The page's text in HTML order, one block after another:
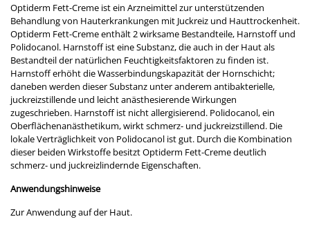
Optiderm Fett-Creme ist ein Arzneimittel zur unterstützenden
Behandlung von Hauterkrankungen mit Juckreiz und Hauttrockenheit.
Optiderm Fett-Creme enthält 2 wirksame Bestandteile, Harnstoff und
Polidocanol. Harnstoff ist eine Substanz, die auch in der Haut als
Bestandteil der natürlichen Feuchtigkeitsfaktoren zu finden ist.
Harnstoff erhöht die Wasserbindungskapazität der Hornschicht;
daneben werden dieser Substanz unter anderem antibakterielle,
juckreizstillende und leicht anästhesierende Wirkungen
zugeschrieben. Harnstoff ist nicht allergisierend. Polidocanol, ein
Oberflächenanästhetikum, wirkt schmerz- und juckreizstillend. Die
lokale Verträglichkeit von Polidocanol ist gut. Durch die Kombination
dieser beiden Wirkstoffe besitzt Optiderm Fett-Creme deutlich
schmerz- und juckreizlindernde Eigenschaften.
Anwendungshinweise
Zur Anwendung auf der Haut.